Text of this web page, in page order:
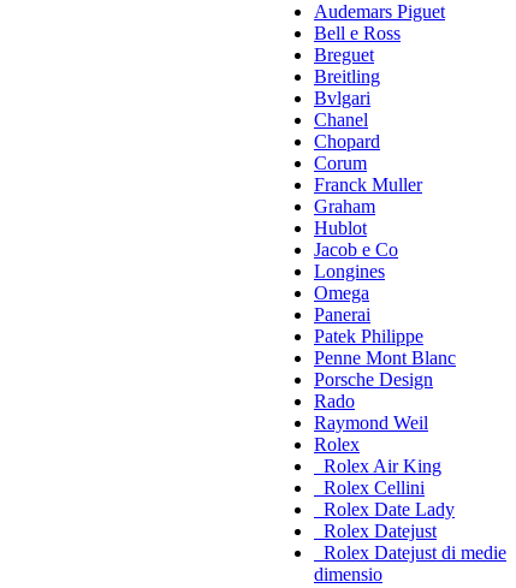
Audemars Piguet
Bell e Ross
Breguet
Breitling
Bvlgari
Chanel
Chopard
Corum
Franck Muller
Graham
Hublot
Jacob e Co
Longines
Omega
Panerai
Patek Philippe
Penne Mont Blanc
Porsche Design
Rado
Raymond Weil
Rolex
Rolex Air King
Rolex Cellini
Rolex Date Lady
Rolex Datejust
Rolex Datejust di medie
dimensio